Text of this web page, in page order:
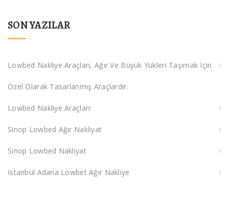
SON YAZILAR
Lowbed Nakliye Araçları, Ağır Ve Büyük Yükleri Taşımak Için
Özel Olarak Tasarlanmış Araçlardır.
Lowbed Nakliye Araçları:
Sinop Lowbed Ağır Nakliyat
Sinop Lowbed Nakliyat
Istanbul Adana Lowbet Ağır Nakliye